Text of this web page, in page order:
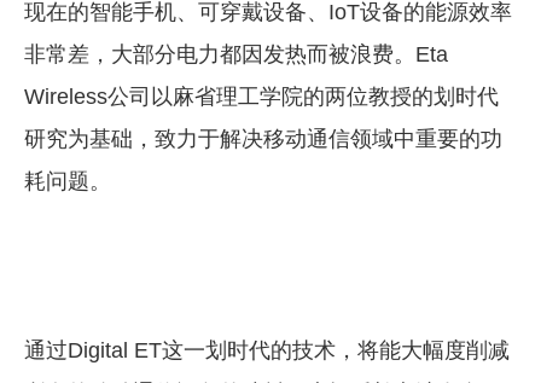
现在的智能手机、可穿戴设备、IoT设备的能源效率
非常差，大部分电力都因发热而被浪费。 Eta
Wireless公司以麻省理工学院的两位教授的划时代
研究为基础，致力于解决移动通信领域中重要的功
耗问题。
通过Digital ET这一划时代的技术，将能大幅度削减